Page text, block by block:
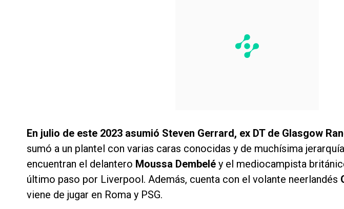
En julio de este 2023 asumió Steven Gerrard, ex DT de Glasgow
sumó a un plantel con varias caras conocidas y de muchísima
encuentran el delantero Moussa Dembelé y el mediocampista
último paso por Liverpool. Además, cuenta con el volante neerlandés
viene de jugar en Roma y PSG.